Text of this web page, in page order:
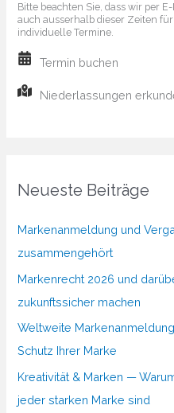
Bitte beachten Sie, dass wir per
auch ausserhalb dieser Zeiten
individuelle Termine.
Termin buchen
Niederlassungen
Neueste Beiträge
Markenanmeldung und
zusammengehört
Markenrecht 2026 und
zukunftssicher machen
Weltweite
Schutz Ihrer Marke
Kreativität & Marken —
jeder starken Marke sind